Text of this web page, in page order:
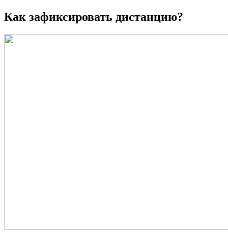
Как зафиксировать дистанцию?